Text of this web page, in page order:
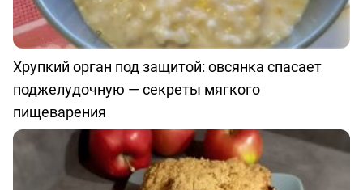
Хрупкий орган под защитой: овсянка спасает
поджелудочную — секреты мягкого
пищеварения